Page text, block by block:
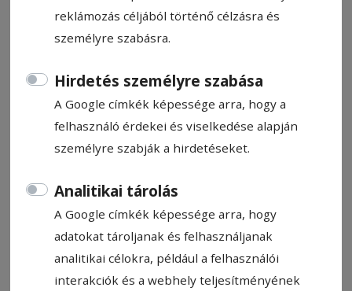
reklámozás céljából történő célzásra és
személyre szabásra.
Hirdetés személyre szabása
A Google címkék képessége arra, hogy a
felhasználó érdekei és viselkedése alapján
személyre szabják a hirdetéseket.
Analitikai tárolás
A Google címkék képessége arra, hogy
adatokat tároljanak és felhasználjanak
analitikai célokra, például a felhasználói
interakciók és a webhely teljesítményének
özv. SALLÓ IRÉN
Gyászjelentő
2025. február 14., 9:53
találatokban a Hargita Népe elöl
legyen!
Szívünk mély fájdalmával, de a Jóisten